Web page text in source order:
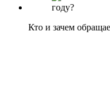
Кто и зачем